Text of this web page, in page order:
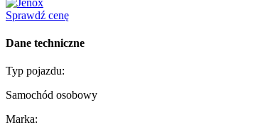
Sprawdź cenę
Dane techniczne
Typ pojazdu:
Samochód osobowy
Marka: